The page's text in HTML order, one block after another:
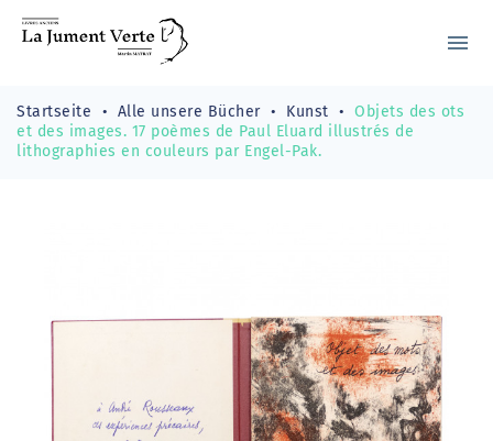
menu
Startseite Alle unsere Bücher Kunst
Objets des ots
et des images. 17 poèmes de Paul Eluard illustrés de
lithographies en couleurs par Engel-Pak.